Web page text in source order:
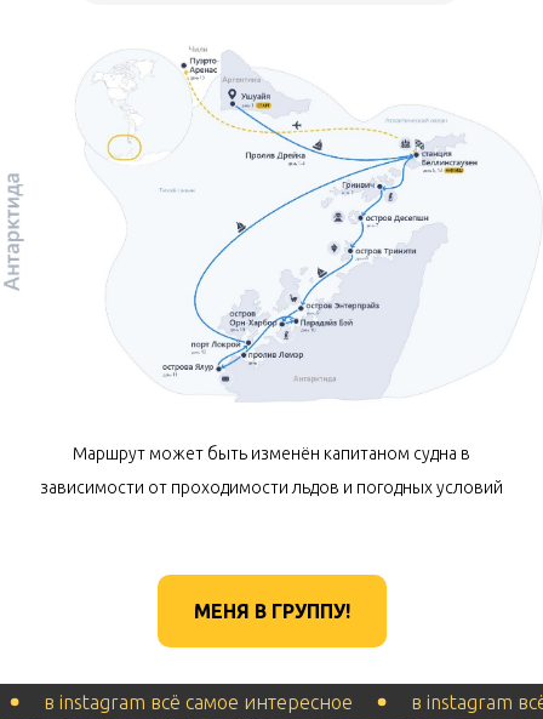
Маршрут может быть изменён капитаном судна в
зависимости от проходимости льдов и погодных условий
МЕНЯ В ГРУППУ!
всё самое интересное в instagram всё